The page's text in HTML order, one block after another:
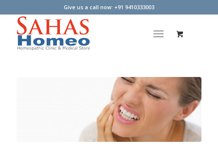
Give us a call now: +91 9410333003